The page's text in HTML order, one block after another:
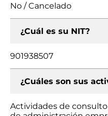
No / Cancelado
¿Cuál es su NIT?
901938507
¿Cuáles son sus
Actividades de